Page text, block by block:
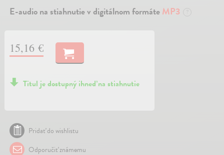
E-audio na stiahnutie v digitálnom formáteMP3
15,16 €
Titul je dostupný ihneď na stiahnutie
Pridať do wishlistu
Odporučiť známemu